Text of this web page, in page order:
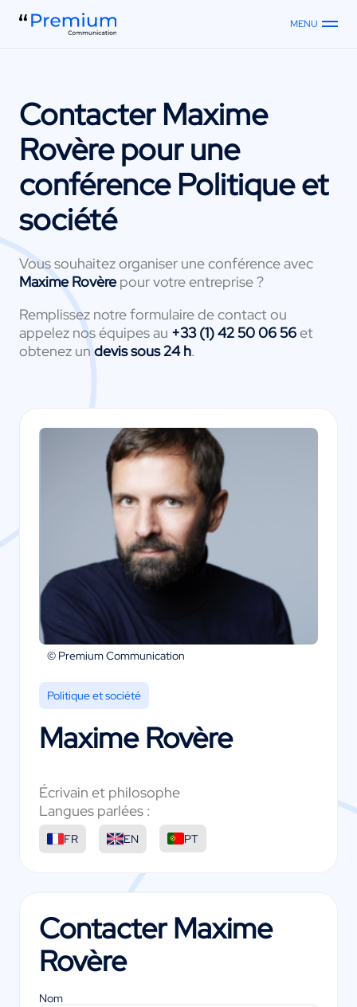
MENU
ContacterMaxime
Rovèrepour une
conférence Politique et
société
Vous souhaitez organiser une conférence avec
Maxime Rovèrepour votre entreprise ?
Remplissez notre formulaire de contact ou
appelez nos équipes au +33 (1) 42 50 06 56et
obtenez undevis sous 24 h.
© Premium Communication
Politique et société
Maxime Rovère
Écrivain et philosophe
Langues parlées :
FR EN PT
ContacterMaxime
Rovère
Nom